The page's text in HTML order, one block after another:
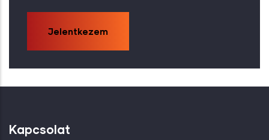
Jelentkezem
Kapcsolat